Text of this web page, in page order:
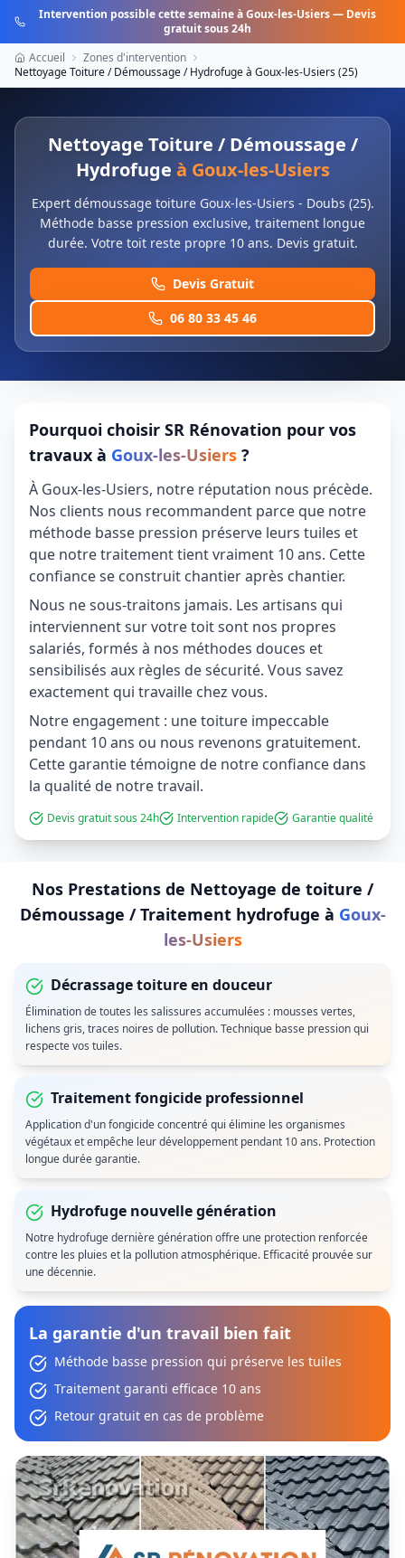
Intervention possible cette semaine àGoux-les-Usiers— Devis
gratuit sous 24h
Accueil
Zones d'intervention
Nettoyage Toiture / Démoussage / Hydrofugeà Goux-les-Usiers(25)
Nettoyage Toiture / Démoussage /
Hydrofuge à Goux-les-Usiers
Expert démoussage toiture Goux-les-Usiers - Doubs (25).
Méthode basse pression exclusive, traitement longue
durée. Votre toit reste propre 10 ans. Devis gratuit.
Devis Gratuit
06 80 33 45 46
Pourquoi choisir SR Rénovation pour vos
travaux à Goux-les-Usiers ?
À Goux-les-Usiers, notre réputation nous précède.
Nos clients nous recommandent parce que notre
méthode basse pression préserve leurs tuiles et
que notre traitement tient vraiment 10 ans. Cette
confiance se construit chantier après chantier.
Nous ne sous-traitons jamais. Les artisans qui
interviennent sur votre toit sont nos propres
salariés, formés à nos méthodes douces et
sensibilisés aux règles de sécurité. Vous savez
exactement qui travaille chez vous.
Notre engagement : une toiture impeccable
pendant 10 ans ou nous revenons gratuitement.
Cette garantie témoigne de notre confiance dans
la qualité de notre travail.
Devis gratuit sous 24h Intervention rapide Garantie qualité
Nos Prestations de Nettoyage de toiture /
Démoussage / Traitement hydrofuge à Goux-
les-Usiers
Décrassage toiture en douceur
Élimination de toutes les salissures accumulées : mousses vertes,
lichens gris, traces noires de pollution. Technique basse pression qui
respecte vos tuiles.
Traitement fongicide professionnel
Application d'un fongicide concentré qui élimine les organismes
végétaux et empêche leur développement pendant 10 ans. Protection
longue durée garantie.
Hydrofuge nouvelle génération
Notre hydrofuge dernière génération offre une protection renforcée
contre les pluies et la pollution atmosphérique. Efficacité prouvée sur
une décennie.
La garantie d'un travail bien fait
Méthode basse pression qui préserve les tuiles
Traitement garanti efficace 10 ans
Retour gratuit en cas de problème